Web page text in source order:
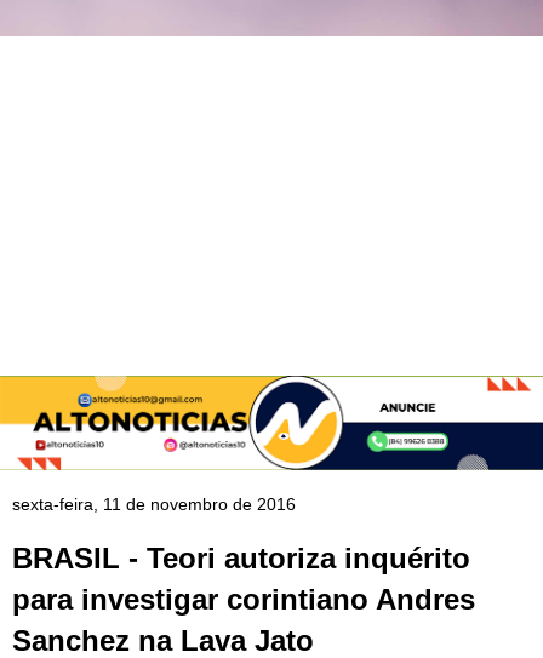
sexta-feira, 11 de novembro de 2016
BRASIL - Teori autoriza inquérito
para investigar corintiano Andres
Sanchez na Lava Jato